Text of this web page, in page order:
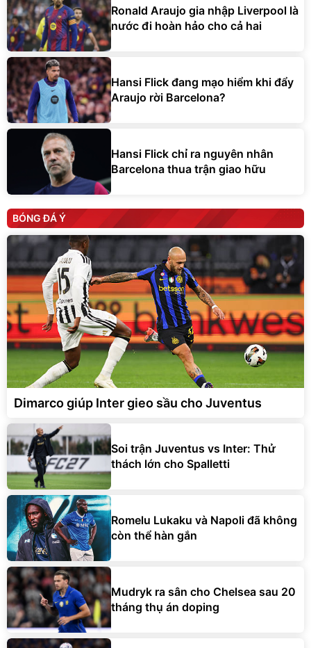
Ronald Araujo gia nhập Liverpool là
nước đi hoàn hảo cho cả hai
Hansi Flick đang mạo hiểm khi đẩy
Araujo rời Barcelona?
Hansi Flick chỉ ra nguyên nhân
Barcelona thua trận giao hữu
BÓNG ĐÁ Ý
Dimarco giúp Inter gieo sầu cho Juventus
Soi trận Juventus vs Inter: Thử
thách lớn cho Spalletti
Romelu Lukaku và Napoli đã không
còn thể hàn gắn
Mudryk ra sân cho Chelsea sau 20
tháng thụ án doping